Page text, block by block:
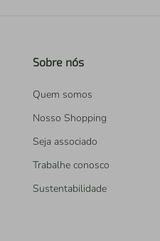
Sobre nós
Quem somos
Nosso Shopping
Seja associado
Trabalhe conosco
Sustentabilidade